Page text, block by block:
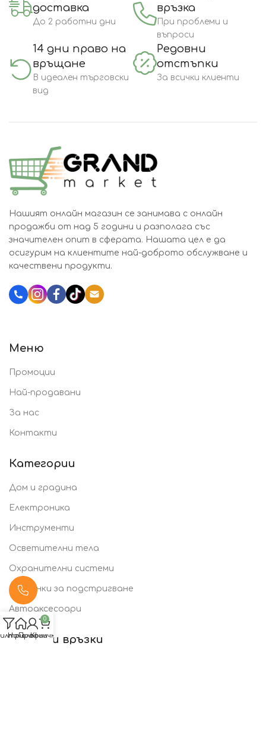
доставка
До 2 работни дни
връзка
При проблеми и
въпроси
14 дни право на
връщане
В идеален търговски
вид
Редовни
отстъпки
За всички клиенти
Нашият онлайн магазин се занимава с онлайн
продажби от над 5 години и разполага със
значителен опит в сферата. Нашата цел е да
осигурим на клиентите най-доброто обслужване и
качествени продукти.
Меню
Промоции
Най-продавани
За нас
Контакти
Категории
Дом и градина
Електроника
Инструменти
Осветителни тела
Охранителни системи
Машинки за подстригване
Автоаксесоари
Полезни връзки
Начало
Профил
0
Количка